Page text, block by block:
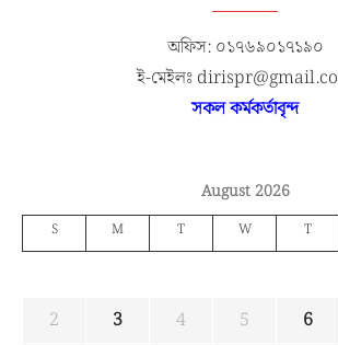
অফিস: ০১৭৬৯০১৭১৯০
ই-মেইলঃ
সকল কর্মকর্তাবৃন্দ
August 2026
S M T W T
2
3 4 5 6